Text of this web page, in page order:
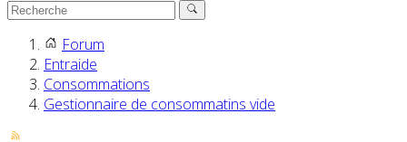
Forum
Entraide
Consommations
Gestionnaire de consommatins vide